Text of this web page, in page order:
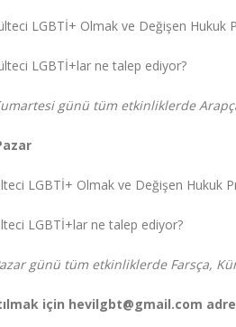
LGBTİ+ Olmak ve Değişen Hukuk
LGBTİ+lar ne talep ediyor?
günü tüm etkinliklerde
LGBTİ+ Olmak ve Değişen Hukuk
LGBTİ+lar ne talep ediyor?
günü tüm etkinliklerde Farsça,
için hevilgbt@gmail.com